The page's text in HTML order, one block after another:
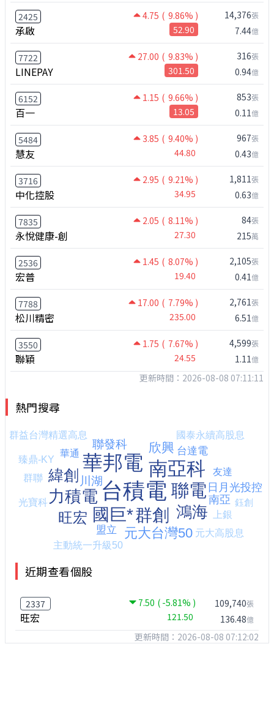
2425 4.75 ( 9.86% )
承啟 52.90
14,376張
7.44億
7722 27.00 ( 9.83% )
LINEPAY 301.50
316張
0.94億
6152 1.15 ( 9.66% )
百一 13.05
853張
0.11億
5484 3.85 ( 9.40% )
慧友 44.80
967張
0.43億
3716 2.95 ( 9.21% )
中化控股 34.95
1,811張
0.63億
7835 2.05 ( 8.11% )
永悅健康-創 27.30
84張
215萬
2536 1.45 ( 8.07% )
宏普 19.40
2,105張
0.41億
7788 17.00 ( 7.79% )
松川精密 235.00
2,761張
6.51億
3550 1.75 ( 7.67% )
聯穎 24.55
4,599張
1.11億
更新時間：2026-08-08 07:11:11
熱門搜尋
近期查看個股
2337 7.50 ( -5.81% )
旺宏 121.50
109,740張
136.48億
更新時間：2026-08-08 07:12:02